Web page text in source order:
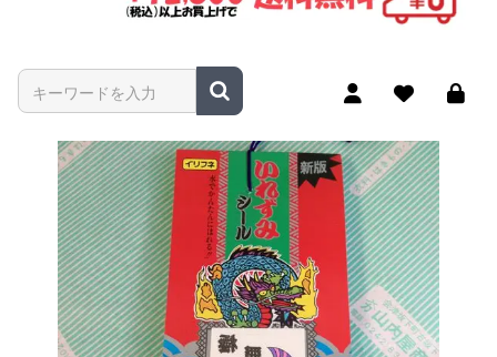
商品名やキーワードを入力